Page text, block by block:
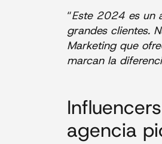
“Este 2024 es un
grandes clientes.
Marketing que
marcan la
agencia